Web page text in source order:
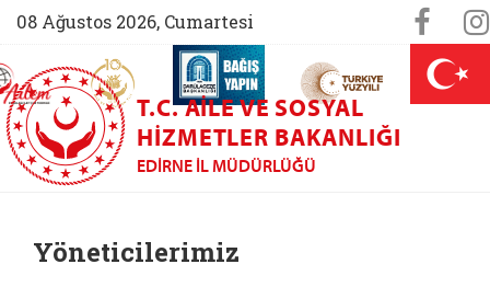
08 Ağustos 2026, Cumartesi
(yeni sekmede açılır)
AİLEM İletişim Merkezi (yeni sekmede açılır)
Aile ve Nüfus On Yılı (yeni sekmede açılır)
Darülaceze bağış sayfası (yeni
T.C. AILE VE SOSYAL
HIZMETLER BAKANLIĞI
EDIRNE İL MÜDÜRLÜĞÜ
Yöneticilerimiz